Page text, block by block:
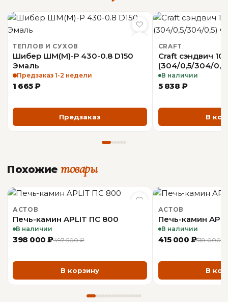
Документы
(Франция)
PDF-каталог: Облицовки Richard Le Droff
(Франция)
(Франция)
Сертификат соответствия Richard Le Droff.
твердом топливе
Страна-
производитель
Франция
ОБЩАЯ ИНФОРМАЦИЯ
Производитель Richard Le Droff
ТЕПЛОВ И СУХОВ
Шибер ШМ(М)-Р 430-0.8 D150
Эмаль
Предзаказ 1-2 недели
1 665 ₽
Предзаказ
CRAFT
Craft сэндвич
(304/0,5/304/
В наличии
5 838 ₽
В
Похожие товары
АСТОВ
Печь-камин APLIT ПС 800
В наличии
398 000 ₽497 500 ₽
В корзину
АСТОВ
Печь-камин
В наличии
415 000 ₽518 000 ₽
В